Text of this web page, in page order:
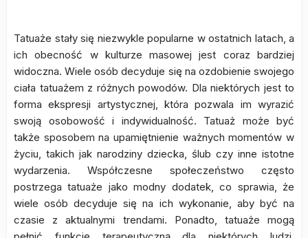
Tatuaże stały się niezwykle popularne w ostatnich latach, a
ich obecność w kulturze masowej jest coraz bardziej
widoczna. Wiele osób decyduje się na ozdobienie swojego
ciała tatuażem z różnych powodów. Dla niektórych jest to
forma ekspresji artystycznej, która pozwala im wyrazić
swoją osobowość i indywidualność. Tatuaż może być
także sposobem na upamiętnienie ważnych momentów w
życiu, takich jak narodziny dziecka, ślub czy inne istotne
wydarzenia. Współczesne społeczeństwo często
postrzega tatuaże jako modny dodatek, co sprawia, że
wiele osób decyduje się na ich wykonanie, aby być na
czasie z aktualnymi trendami. Ponadto, tatuaże mogą